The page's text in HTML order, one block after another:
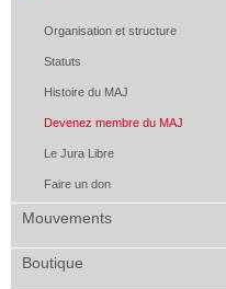
Organisation et structure
Statuts
Histoire du MAJ
Devenez membre du MAJ
Le Jura Libre
Faire un don
Mouvements
Boutique